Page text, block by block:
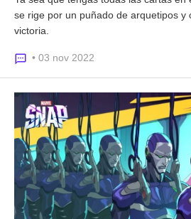
se rige por un puñado de arquetipos y
victoria.
• 03 nov 2022